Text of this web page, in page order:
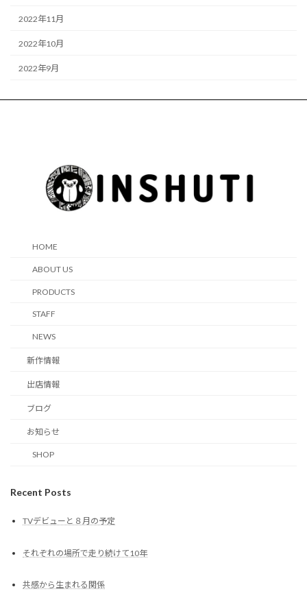
2022年11月
2022年10月
2022年9月
HOME
ABOUT US
PRODUCTS
STAFF
NEWS
新作情報
出店情報
ブログ
お知らせ
SHOP
Recent Posts
TVデビューと８月の予定
それぞれの場所で走り続けて10年
共感から生まれる関係